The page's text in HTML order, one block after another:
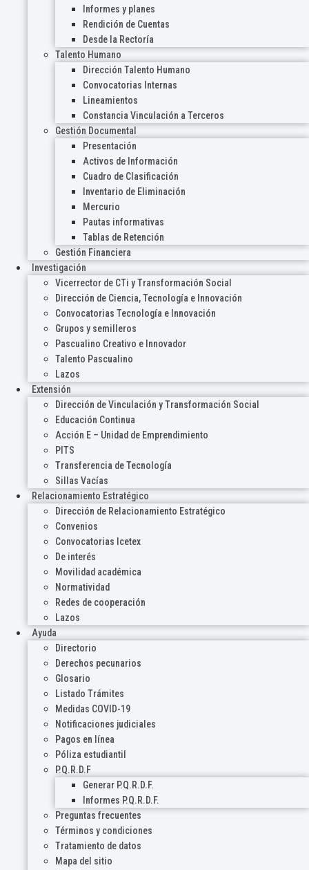
Informes y planes
Rendición de Cuentas
Desde la Rectoría
Talento Humano
Dirección Talento Humano
Convocatorias Internas
Lineamientos
Constancia Vinculación a Terceros
Gestión Documental
Presentación
Activos de Información
Cuadro de Clasificación
Inventario de Eliminación
Mercurio
Pautas informativas
Tablas de Retención
Gestión Financiera
Investigación
Vicerrector de CTi y Transformación Social
Dirección de Ciencia, Tecnología e Innovación
Convocatorias Tecnología e Innovación
Grupos y semilleros
Pascualino Creativo e Innovador
Talento Pascualino
Lazos
Extensión
Dirección de Vinculación y Transformación Social
Educación Continua
Acción E – Unidad de Emprendimiento
PITS
Transferencia de Tecnología
Sillas Vacías
Relacionamiento Estratégico
Dirección de Relacionamiento Estratégico
Convenios
Convocatorias Icetex
De interés
Movilidad académica
Normatividad
Redes de cooperación
Lazos
Ayuda
Directorio
Derechos pecunarios
Glosario
Listado Trámites
Medidas COVID-19
Notificaciones judiciales
Pagos en línea
Póliza estudiantil
P.Q.R.D.F
Generar P.Q.R.D.F.
Informes P.Q.R.D.F.
Preguntas frecuentes
Términos y condiciones
Tratamiento de datos
Mapa del sitio